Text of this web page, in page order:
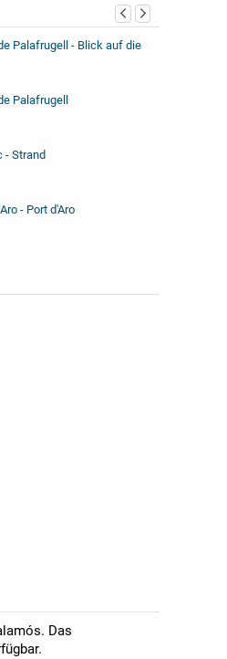
Palafrugell - Blick auf die
Palafrugell
- Strand
- Port d'Aro
Das